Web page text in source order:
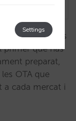
en mercats
primer que has
preparat,
OTA que
a cada mercat i
Settings